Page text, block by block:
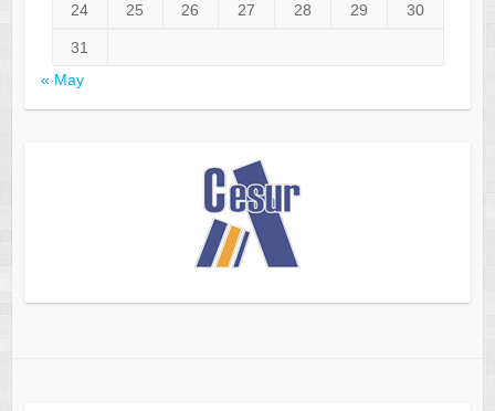
24 25 26 27 28 29 30
31
« May